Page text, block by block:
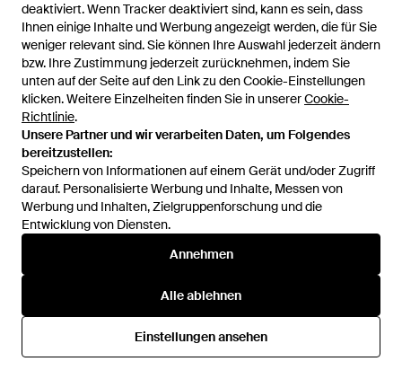
deaktiviert. Wenn Tracker deaktiviert sind, kann es sein, dass
Ihnen einige Inhalte und Werbung angezeigt werden, die für Sie
weniger relevant sind. Sie können Ihre Auswahl jederzeit ändern
bzw. Ihre Zustimmung jederzeit zurücknehmen, indem Sie
unten auf der Seite auf den Link zu den Cookie-Einstellungen
klicken. Weitere Einzelheiten finden Sie in unsererCookie-
Richtlinie.
Unsere Partner und wir verarbeiten Daten, um Folgendes
bereitzustellen:
Speichern von Informationen auf einem Gerät und/oder Zugriff
darauf. Personalisierte Werbung und Inhalte, Messen von
Werbung und Inhalten, Zielgruppenforschung und die
Entwicklung von Diensten.
Annehmen
Alle ablehnen
Einstellungen ansehen
deaktiviert. Wenn Tracker deaktiviert sind, kann es sein, dass
Ihnen einige Inhalte und Werbung angezeigt werden, die für Sie
weniger relevant sind. Sie können Ihre Auswahl jederzeit ändern
bzw. Ihre Zustimmung jederzeit zurücknehmen, indem Sie
unten auf der Seite auf den Link zu den Cookie-Einstellungen
klicken. Weitere Einzelheiten finden Sie in unsererCookie-
Richtlinie.
Unsere Partner und wir verarbeiten Daten, um Folgendes
bereitzustellen:
Speichern von Informationen auf einem Gerät und/oder Zugriff
darauf. Personalisierte Werbung und Inhalte, Messen von
Werbung und Inhalten, Zielgruppenforschung und die
Entwicklung von Diensten.
Annehmen
Alle ablehnen
Einstellungen ansehen
SALE
Gefütterte Kapuzenjacke - Blau
Kapuzenjacke Mit Logo-Print -
Blau